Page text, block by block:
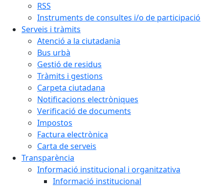
RSS
Instruments de consultes i/o de participació
Serveis i tràmits
Atenció a la ciutadania
Bus urbà
Gestió de residus
Tràmits i gestions
Carpeta ciutadana
Notificacions electròniques
Verificació de documents
Impostos
Factura electrònica
Carta de serveis
Transparència
Informació institucional i organitzativa
Informació institucional